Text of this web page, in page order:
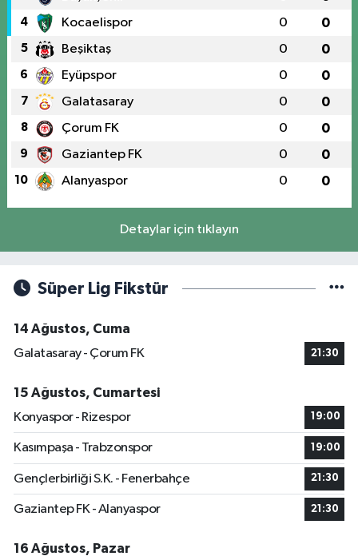
4 Kocaelispor 0 0
5 Beşiktaş 0 0
6 Eyüpspor 0 0
7 Galatasaray 0 0
8 Çorum FK 0 0
9 Gaziantep FK 0 0
10 Alanyaspor 0 0
Detaylar için tıklayın
Süper Lig Fikstür
14 Ağustos, Cuma
Galatasaray - Çorum FK
21:30
15 Ağustos, Cumartesi
Konyaspor - Rizespor
19:00
Kasımpaşa - Trabzonspor 19:00
Gençlerbirliği S.K. - Fenerbahçe 21:30
Gaziantep FK - Alanyaspor 21:30
16 Ağustos, Pazar